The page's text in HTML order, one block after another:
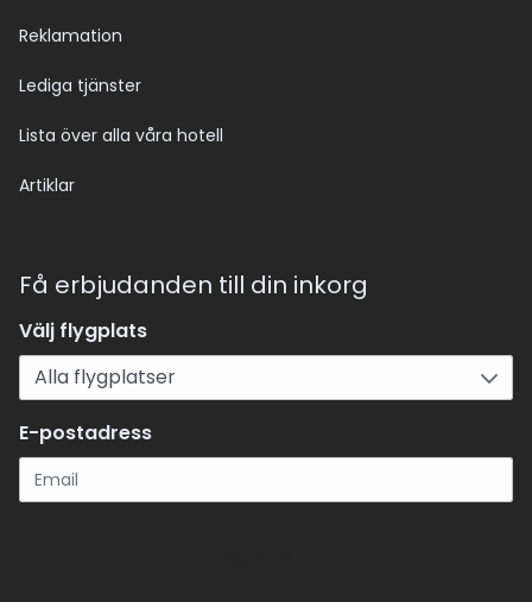
Reklamation
Lediga tjänster
Lista över alla våra hotell
Artiklar
Få erbjudanden till din inkorg
Välj flygplats
E-postadress